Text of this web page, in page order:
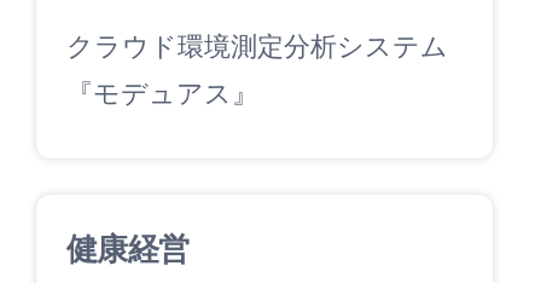
クラウド環境測定分析システム
『モデュアス』
健康経営